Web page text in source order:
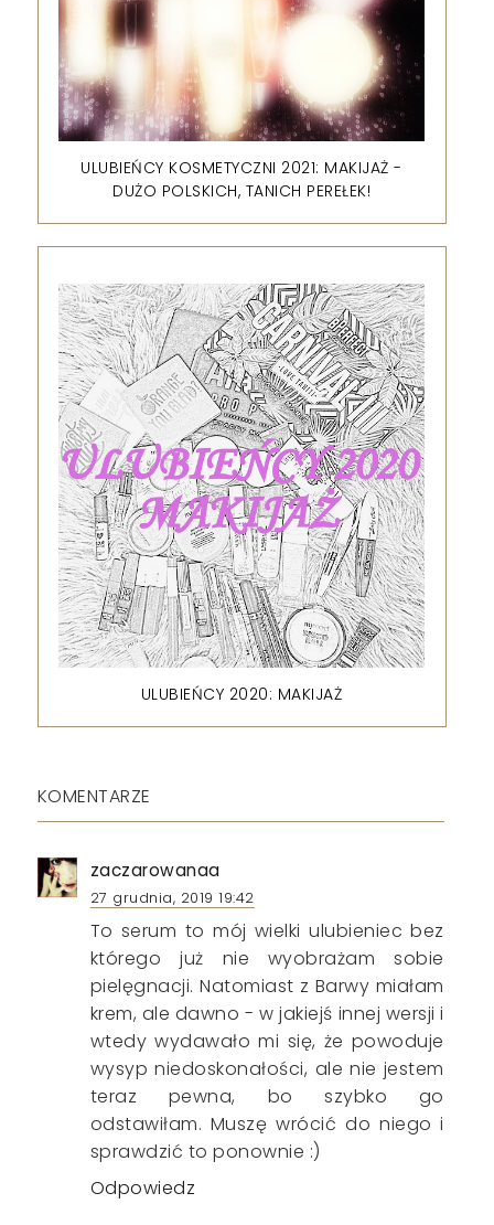
ULUBIEŃCY KOSMETYCZNI 2021: MAKIJAŻ -
DUŻO POLSKICH, TANICH PEREŁEK!
ULUBIEŃCY 2020: MAKIJAŻ
KOMENTARZE
zaczarowanaa
27 grudnia, 2019 19:42
To serum to mój wielki ulubieniec bez
którego już nie wyobrażam sobie
pielęgnacji. Natomiast z Barwy miałam
krem, ale dawno - w jakiejś innej wersji i
wtedy wydawało mi się, że powoduje
wysyp niedoskonałości, ale nie jestem
teraz pewna, bo szybko go
odstawiłam. Muszę wrócić do niego i
sprawdzić to ponownie :)
Odpowiedz